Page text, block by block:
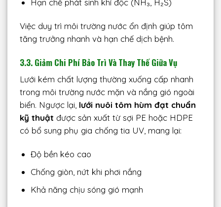
Hạn chế phát sinh khí độc (NH₃, H₂S)
Việc duy trì môi trường nước ổn định giúp tôm
tăng trưởng nhanh và hạn chế dịch bệnh.
3.3. Giảm Chi Phí Bảo Trì Và Thay Thế Giữa Vụ
Lưới kém chất lượng thường xuống cấp nhanh
trong môi trường nước mặn và nắng gió ngoài
biển. Ngược lại, lưới nuôi tôm hùm đạt chuẩn
kỹ thuật được sản xuất từ sợi PE hoặc HDPE
có bổ sung phụ gia chống tia UV, mang lại:
Độ bền kéo cao
Chống giòn, nứt khi phơi nắng
Khả năng chịu sóng gió mạnh